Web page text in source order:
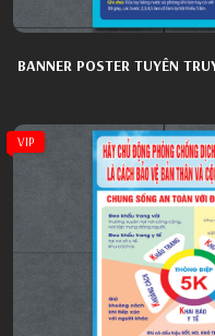
BANNER POSTER TUYÊN
VIP